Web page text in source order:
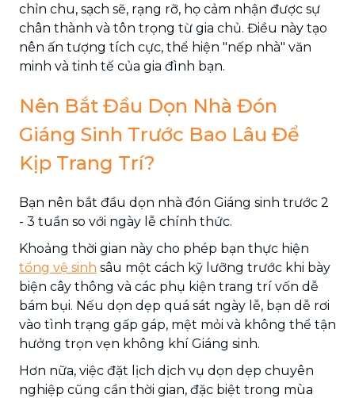
chỉn chu, sạch sẽ, rạng rỡ, họ cảm nhận được sự
chân thành và tôn trọng từ gia chủ. Điều này tạo
nên ấn tượng tích cực, thể hiện "nếp nhà" văn
minh và tinh tế của gia đình bạn.
Nên Bắt Đầu Dọn Nhà Đón
Giáng Sinh Trước Bao Lâu Để
Kịp Trang Trí?
Bạn nên bắt đầu dọn nhà đón Giáng sinh trước 2
- 3 tuần so với ngày lễ chính thức.
Khoảng thời gian này cho phép bạn thực hiện
tổng vệ sinh sâu một cách kỹ lưỡng trước khi bày
biện cây thông và các phụ kiện trang trí vốn dễ
bám bụi. Nếu dọn dẹp quá sát ngày lễ, bạn dễ rơi
vào tình trạng gấp gáp, mệt mỏi và không thể tận
hưởng trọn vẹn không khí Giáng sinh.
Hơn nữa, việc đặt lịch dịch vụ dọn dẹp chuyên
nghiệp cũng cần thời gian, đặc biệt trong mùa